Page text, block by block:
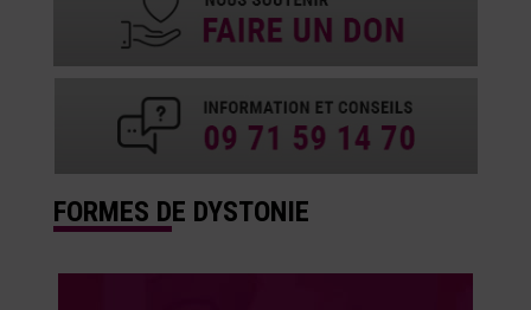
FORMES DE DYSTONIE